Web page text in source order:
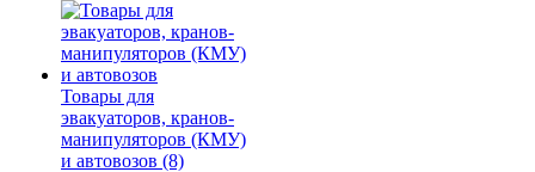
Товары для
эвакуаторов, кранов-
манипуляторов (КМУ)
и автовозов (8)